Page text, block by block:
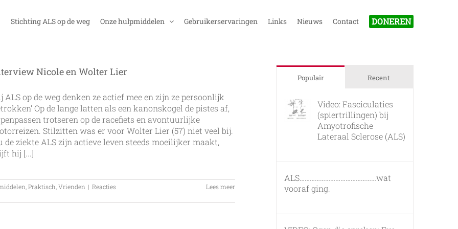
Stichting ALS op de weg Onze hulpmiddelen Gebruikerservaringen Links Nieuws Contact DONEREN
Nicole en Wolter Lier
ALS op de weg denken ze actief mee en zijn ze persoonlijk
Op de lange latten als een kanonskogel de pistes af,
trotseren op de racefiets en avontuurlijke
Stilzitten was er voor Wolter Lier (57) niet veel bij.
de ziekte ALS zijn actieve leven steeds moeilijker maakt,
hij [...]
Praktisch Vrienden | Reacties
Lees meer
Populair Recent
Video: Fasciculaties
(spiertrillingen) bij
Amyotrofische
Lateraal Sclerose (ALS)
ALS………………………………………wat
vooraf ging.